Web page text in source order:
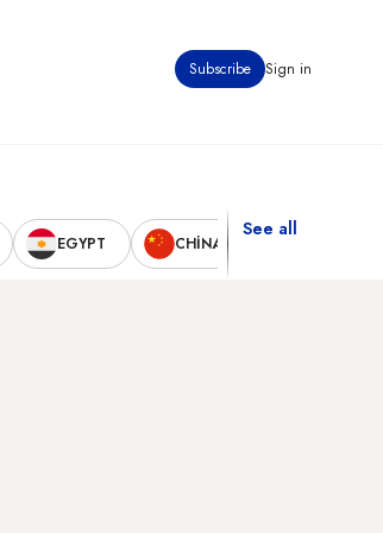
Subscribe Sign in
EGYPT CHINA
See all